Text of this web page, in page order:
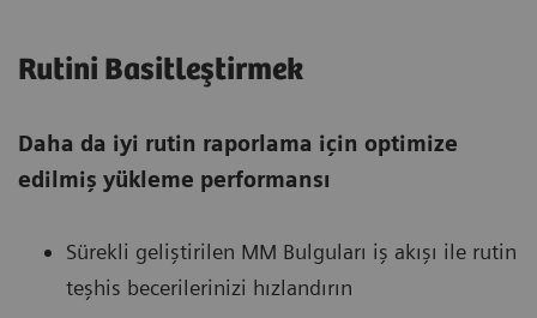
Rutini Basitleştirmek
Daha da iyi rutin raporlama için optimize
edilmiş yükleme performansı
Sürekli geliştirilen MM Bulguları iş akışı ile rutin
teşhis becerilerinizi hızlandırın